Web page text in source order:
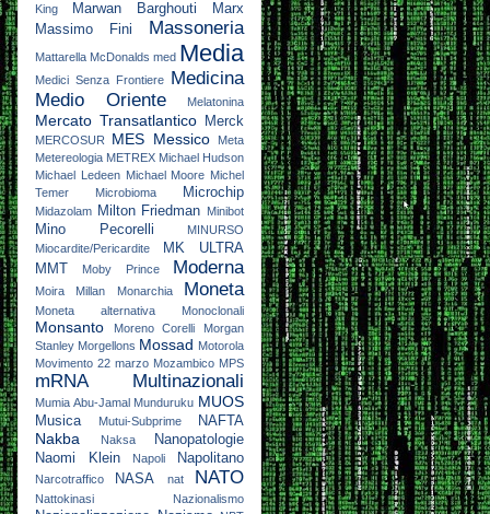
King
Marwan Barghouti
Marx
Massimo Fini
Massoneria
Mattarella McDonalds med Media
Medici Senza Frontiere Medicina
Medio Oriente
Melatonina
Mercato Transatlantico Merck
MERCOSUR MES Messico
Meta
Metereologia METREX Michael Hudson
Michael Ledeen Michael Moore Michel
Temer
Microbioma Microchip
Midazolam Milton Friedman Minibot
Mino Pecorelli
MINURSO
Miocardite/Pericardite
MK ULTRA
MMT
Moby Prince Moderna
Moira Millan Monarchia Moneta
Moneta alternativa Monoclonali
Monsanto Moreno Corelli
Morgan
Stanley Morgellons Mossad Motorola
Movimento 22 marzo Mozambico MPS
mRNA Multinazionali
Mumia Abu-Jamal Munduruku MUOS
Musica Mutui-Subprime NAFTA
Nakba Naksa
Nanopatologie
Naomi Klein
Napoli Napolitano
Narcotraffico NASA nat NATO
Nattokinasi Nazionalismo